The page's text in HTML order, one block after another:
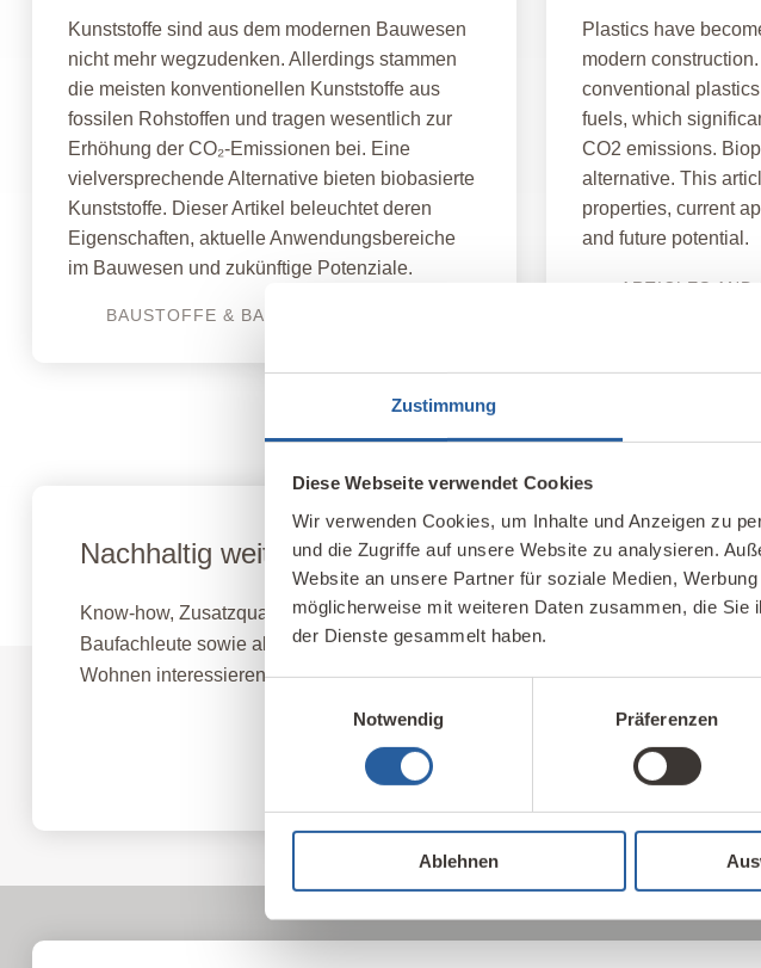
Zustimmung
Diese Webseite verwendet Cookies
Wir verwenden Cookies, um Inhalte und Anzeigen zu
und die Zugriffe auf unsere Website zu analysieren.
Website an unsere Partner für soziale Medien,
möglicherweise mit weiteren Daten zusammen, die
der Dienste gesammelt haben.
Notwendig
Präferenzen
Ablehnen
Kunststoffe sind aus dem modernen Bauwesen
nicht mehr wegzudenken. Allerdings stammen
die meisten konventionellen Kunststoffe aus
fossilen Rohstoffen und tragen wesentlich zur
Erhöhung der CO₂-Emissionen bei. Eine
vielversprechende Alternative bieten biobasierte
Kunststoffe. Dieser Artikel beleuchtet deren
Eigenschaften, aktuelle Anwendungsbereiche
im Bauwesen und zukünftige Potenziale.
BAUSTOFFE & BAUPHYSIK
Plastics have
modern
conventional
fuels, which
CO2 emissions.
alternative. This
properties, current
and future potential.
ARTICLES
Nachhaltig weiterbilden
Know-how, Zusatzqualifikationen und neue berufliche Möglichkeiten für
Baufachleute sowie alle, die sich für gesundes, nachhaltiges Bauen und
Wohnen interessieren.
Fernlehrgang Baubiologie IBN